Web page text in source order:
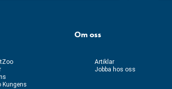
Kungens
Om oss
Artiklar
Jobba hos oss